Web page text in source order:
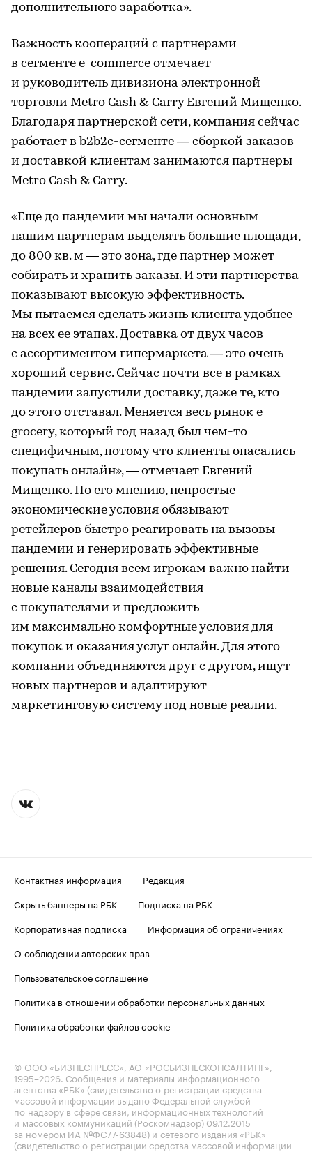
дополнительного заработка».
Важность коопераций с партнерами
в сегменте e-commerce отмечает
и руководитель дивизиона электронной
торговли Metro Cash & Carry Евгений Мищенко.
Благодаря партнерской сети, компания сейчас
работает в b2b2c-сегменте — сборкой заказов
и доставкой клиентам занимаются партнеры
Metro Cash & Carry.
«Еще до пандемии мы начали основным
нашим партнерам выделять большие площади,
до 800 кв. м — это зона, где партнер может
собирать и хранить заказы. И эти партнерства
показывают высокую эффективность.
Мы пытаемся сделать жизнь клиента удобнее
на всех ее этапах. Доставка от двух часов
с ассортиментом гипермаркета — это очень
хороший сервис. Сейчас почти все в рамках
пандемии запустили доставку, даже те, кто
до этого отставал. Меняется весь рынок e-
grocery, который год назад был чем-то
специфичным, потому что клиенты опасались
покупать онлайн», — отмечает Евгений
Мищенко. По его мнению, непростые
экономические условия обязывают
ретейлеров быстро реагировать на вызовы
пандемии и генерировать эффективные
решения. Сегодня всем игрокам важно найти
новые каналы взаимодействия
с покупателями и предложить
им максимально комфортные условия для
покупок и оказания услуг онлайн. Для этого
компании объединяются друг с другом, ищут
новых партнеров и адаптируют
маркетинговую систему под новые реалии.
Контактная информация
Редакция
Скрыть баннеры на РБК
Подписка на РБК
Корпоративная подписка
Информация об ограничениях
О соблюдении авторских прав
Пользовательское соглашение
Политика в отношении обработки персональных данных
Политика обработки файлов cookie
© ООО «БИЗНЕСПРЕСС», АО «РОСБИЗНЕСКОНСАЛТИНГ»,
1995–2026 . Сообщения и материалы информационного
агентства «РБК» (свидетельство о регистрации средства
массовой информации выдано Федеральной службой
по надзору в сфере связи, информационных технологий
и массовых коммуникаций (Роскомнадзор) 09.12.2015
за номером ИА №ФС77-63848) и сетевого издания «РБК»
(свидетельство о регистрации средства массовой информации